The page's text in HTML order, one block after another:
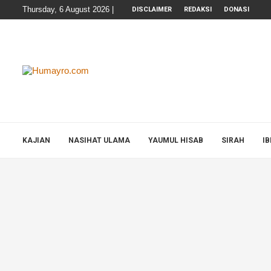
Thursday, 6 August 2026 | DISCLAIMER REDAKSI DONASI
KAJIAN NASIHAT ULAMA YAUMUL HISAB SIRAH